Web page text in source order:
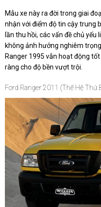
Mẫu xe này ra đời trong giai
nhận với điểm độ tin cậy trung
lần thu hồi, các vấn đề chủ yếu
không ảnh hưởng nghiêm
Ranger 1995 vẫn hoạt động
ràng cho độ bền vượt trội.
Ford Ranger 2011 (Thế Hệ Thứ